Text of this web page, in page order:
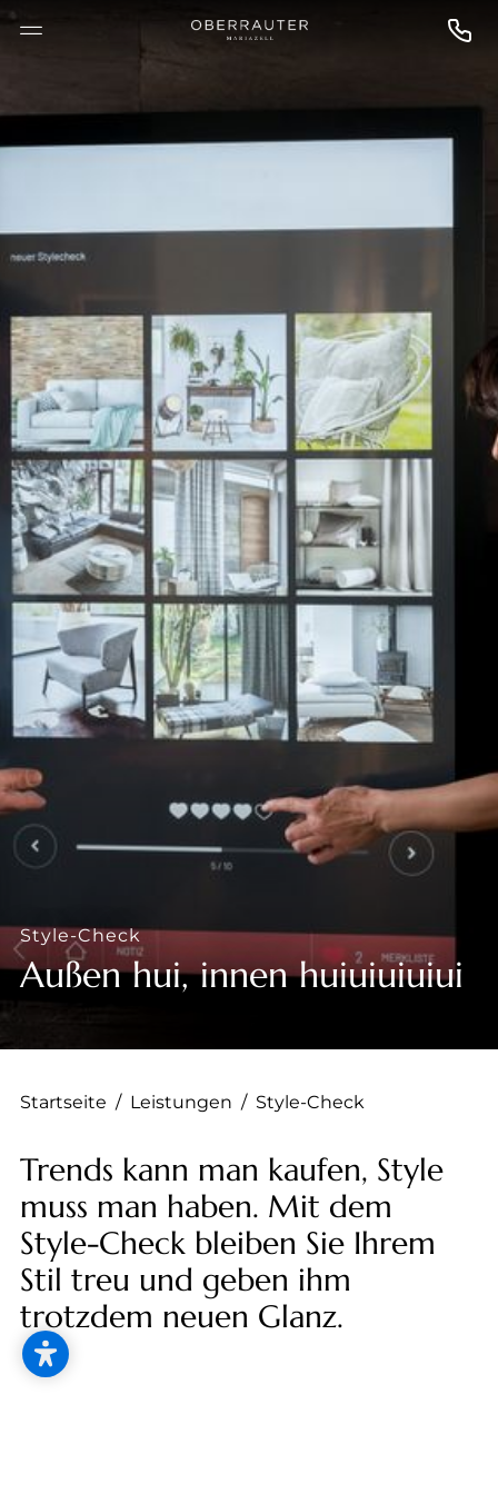
--
--
--
--
 
Style-Check
Außen hui, innen huiuiuiuiui
Startseite / Leistungen / Style-Check
Trends kann man kaufen, Style
muss man haben. Mit dem
Style-Check bleiben Sie Ihrem
Stil treu und geben ihm
trotzdem neuen Glanz.